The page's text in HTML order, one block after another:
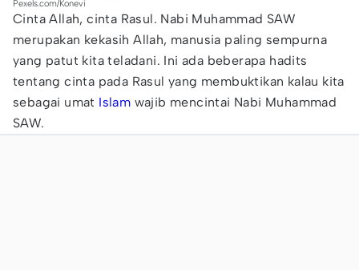
Pexels.com/Konevi
Cinta Allah, cinta Rasul. Nabi Muhammad SAW
merupakan kekasih Allah, manusia paling sempurna
yang patut kita teladani. Ini ada beberapa hadits
tentang cinta pada Rasul yang membuktikan kalau kita
sebagai umat Islam wajib mencintai Nabi Muhammad
SAW.